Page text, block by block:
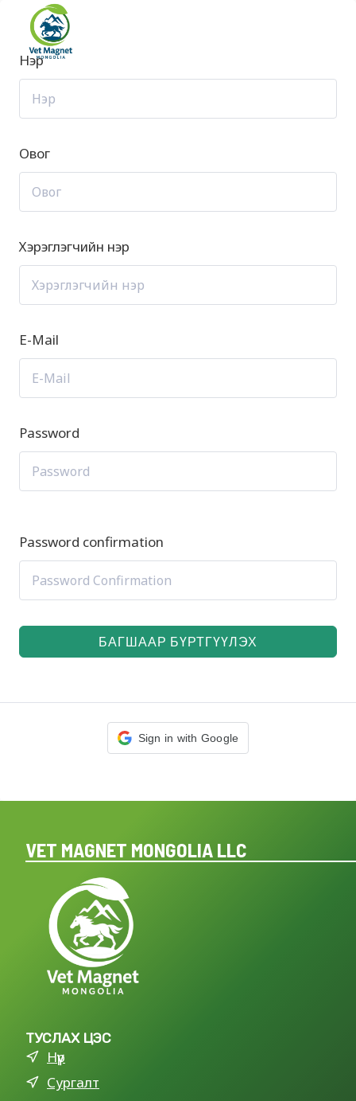
content
Нэр
Овог
Хэрэглэгчийн нэр
E-Mail
Password
Password confirmation
БАГШААР БҮРТГҮҮЛЭХ
Sign in with Google
VET MAGNET MONGOLIA LLC
ТУСЛАХ ЦЭС
Нүүр
Сургалт